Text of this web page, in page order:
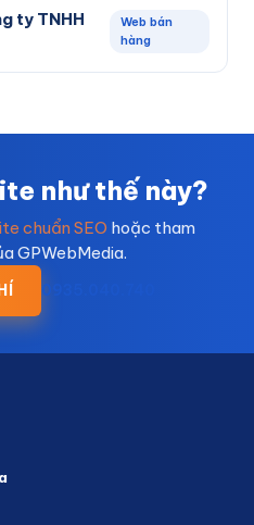
ty TNHH
Web bán
hàng
như thế này?
chuẩn SEO hoặc tham
GPWebMedia.
0935.040.740